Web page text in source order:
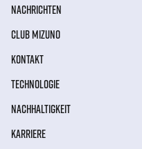
NACHRICHTEN
CLUB MIZUNO
KONTAKT
TECHNOLOGIE
NACHHALTIGKEIT
KARRIERE